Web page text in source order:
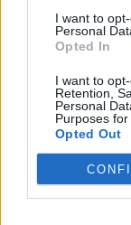
I want to
Personal
Opted In
I want to
Retention,
Personal
Purposes for
Opted Out
dillēm vai
Īpaši gardi
skābā
Saistītie raksti
Aukstā zupa ar